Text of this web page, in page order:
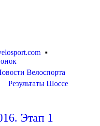
Велоспорта
Результаты Шоссе
Этап 1